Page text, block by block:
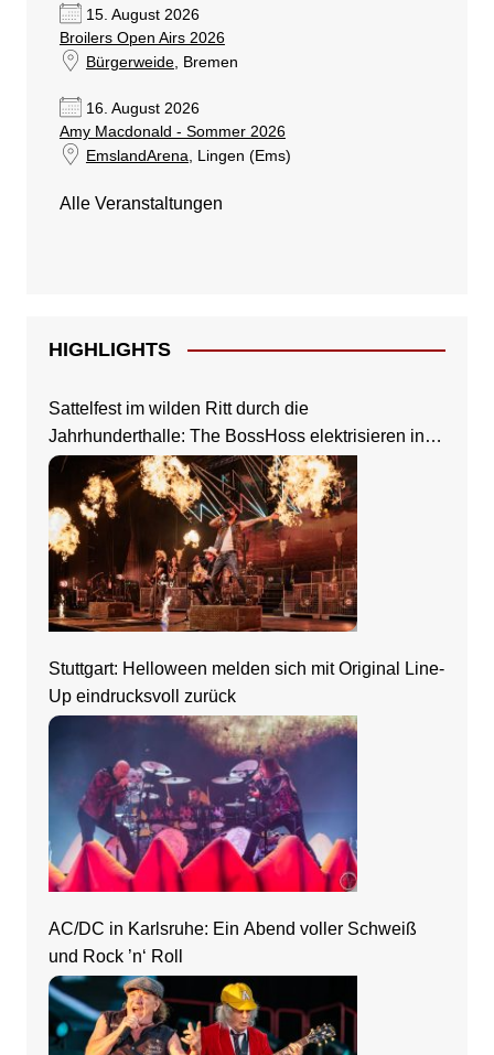
15. August 2026
Broilers Open Airs 2026
Bürgerweide, Bremen
16. August 2026
Amy Macdonald - Sommer 2026
EmslandArena , Lingen (Ems)
Alle Veranstaltungen
HIGHLIGHTS
Sattelfest im wilden Ritt durch die
Jahrhunderthalle: The BossHoss elektrisieren in
Frankfurt
Stuttgart: Helloween melden sich mit Original Line-
Up eindrucksvoll zurück
AC/DC in Karlsruhe: Ein Abend voller Schweiß
und Rock ’n‘ Roll